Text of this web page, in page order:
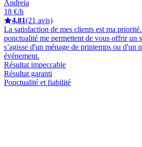
Andreia
18 €/h
4,81(21 avis)
La satisfaction de mes clients est ma
ponctualité me permettent de vous offrir un
s’agisse d'un ménage de printemps ou d'un
événement.
Résultat impeccable
Résultat garanti
Ponctualité et fiabilité